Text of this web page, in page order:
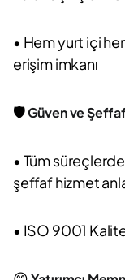
• Hem yurt içi
erişim imkanı
🛡️Güven ve
• Tüm
şeffaf hizmet
• ISO 9001